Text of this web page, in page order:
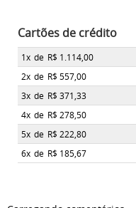
Cartões de crédito
1x de R$ 1.114,00
2x de R$ 557,00
3x de R$ 371,33
4x de R$ 278,50
5x de R$ 222,80
6x de R$ 185,67